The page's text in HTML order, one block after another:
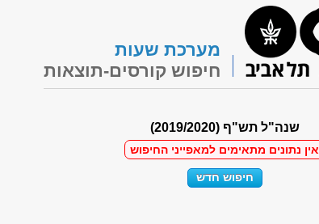
מערכת שעות
חיפוש קורסים-תוצאות
שנה"ל תש"ף (2019/2020)
אין נתונים מתאימים למאפייני החיפוש
חיפוש חדש